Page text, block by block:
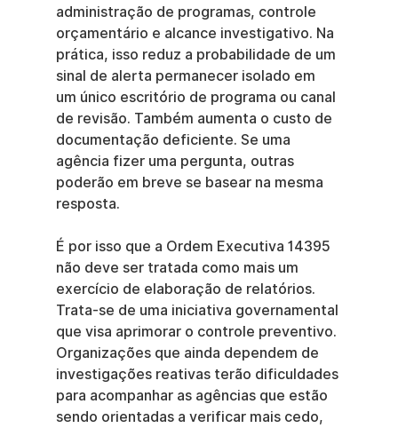
administração de programas, controle
orçamentário e alcance investigativo. Na
prática, isso reduz a probabilidade de um
sinal de alerta permanecer isolado em
um único escritório de programa ou canal
de revisão. Também aumenta o custo de
documentação deficiente. Se uma
agência fizer uma pergunta, outras
poderão em breve se basear na mesma
resposta.
É por isso que a Ordem Executiva 14395
não deve ser tratada como mais um
exercício de elaboração de relatórios.
Trata-se de uma iniciativa governamental
que visa aprimorar o controle preventivo.
Organizações que ainda dependem de
investigações reativas terão dificuldades
para acompanhar as agências que estão
sendo orientadas a verificar mais cedo,